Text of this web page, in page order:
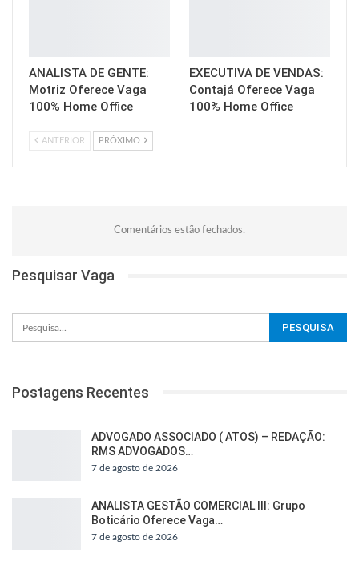
ANALISTA DE GENTE:
Motriz Oferece Vaga
100% Home Office
EXECUTIVA DE VENDAS:
Contajá Oferece Vaga
100% Home Office
ANTERIOR PRÓXIMO
Comentários estão fechados.
Pesquisar Vaga
Postagens Recentes
ADVOGADO ASSOCIADO ( ATOS) – REDAÇÃO:
RMS ADVOGADOS…
7 de agosto de 2026
ANALISTA GESTÃO COMERCIAL III: Grupo
Boticário Oferece Vaga…
7 de agosto de 2026